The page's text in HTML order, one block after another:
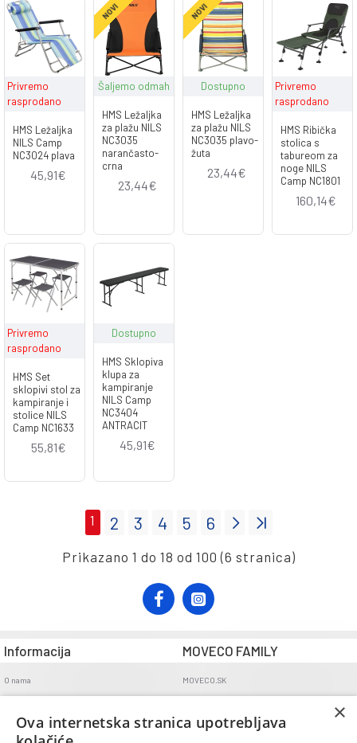
Privremo
rasprodano
HMS Ležaljka
NILS Camp
NC3024 plava
45,91€
NOVI
Šaljemo odmah
HMS Ležaljka
za plažu NILS
NC3035
narančasto-
crna
23,44€
NOVI
Dostupno
HMS Ležaljka
za plažu NILS
NC3035 plavo-
žuta
23,44€
Privremo
rasprodano
HMS Ribička
stolica s
tabureom za
noge NILS
Camp NC1801
160,14€
Privremo
rasprodano
HMS Set
sklopivi stol za
kampiranje i
stolice NILS
Camp NC1633
55,81€
Dostupno
HMS Sklopiva
klupa za
kampiranje
NILS Camp
NC3404
ANTRACIT
45,91€
1 2 3 4 5 6
Prikazano 1 do 18 od 100 (6 stranica)
Informacija
O nama
Uvjeti dostave
MOVECO FAMILY
MOVECO.SK
×
Ova internetska stranica upotrebljava